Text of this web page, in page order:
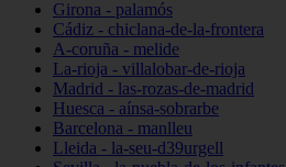
Girona - palamós
Cádiz - chiclana-de-la-frontera
A-coruña - melide
La-rioja - villalobar-de-rioja
Madrid - las-rozas-de-madrid
Huesca - aínsa-sobrarbe
Barcelona - manlleu
Lleida - la-seu-d39urgell